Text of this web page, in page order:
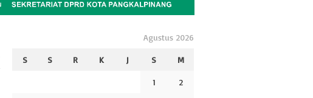
Agustus 2026
S S R K J S M
1 2